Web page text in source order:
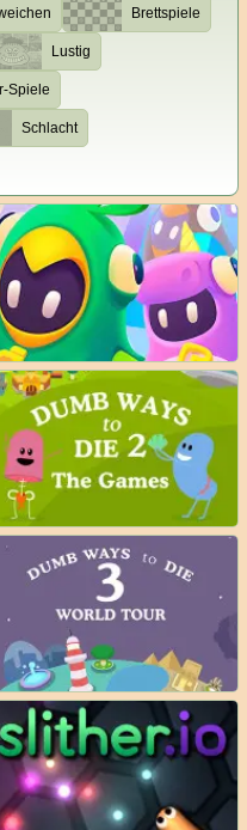
Brettspiele
Lustig
Spiele
Schlacht